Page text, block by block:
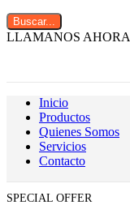
Buscar...
LLAMANOS AHORA
Inicio
Productos
Quienes Somos
Servicios
Contacto
SPECIAL OFFER